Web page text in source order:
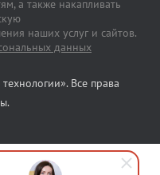
а также накапливать
наших услуг и сайтов.
данных
Все права